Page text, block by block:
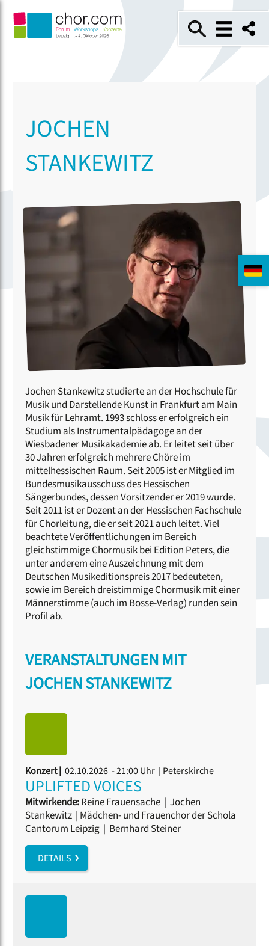
JOCHEN
STANKEWITZ
Jochen Stankewitz studierte an der Hochschule für
Musik und Darstellende Kunst in Frankfurt am Main
Musik für Lehramt. 1993 schloss er erfolgreich ein
Studium als Instrumentalpädagoge an der
Wiesbadener Musikakademie ab. Er leitet seit über
30 Jahren erfolgreich mehrere Chöre im
mittelhessischen Raum. Seit 2005 ist er Mitglied im
Bundesmusikausschuss des Hessischen
Sängerbundes, dessen Vorsitzender er 2019 wurde.
Seit 2011 ist er Dozent an der Hessischen Fachschule
für Chorleitung, die er seit 2021 auch leitet. Viel
beachtete Veröffentlichungen im Bereich
gleichstimmige Chormusik bei Edition Peters, die
unter anderem eine Auszeichnung mit dem
Deutschen Musikeditionspreis 2017 bedeuteten,
sowie im Bereich dreistimmige Chormusik mit einer
Männerstimme (auch im Bosse-Verlag) runden sein
Profil ab.
VERANSTALTUNGEN MIT
JOCHEN STANKEWITZ
Konzert | 02.10.2026 - 21:00 Uhr | Peterskirche
UPLIFTED VOICES
Mitwirkende:Reine Frauensache | Jochen
Stankewitz | Mädchen- und Frauenchor der Schola
Cantorum Leipzig | Bernhard Steiner
DETAILS